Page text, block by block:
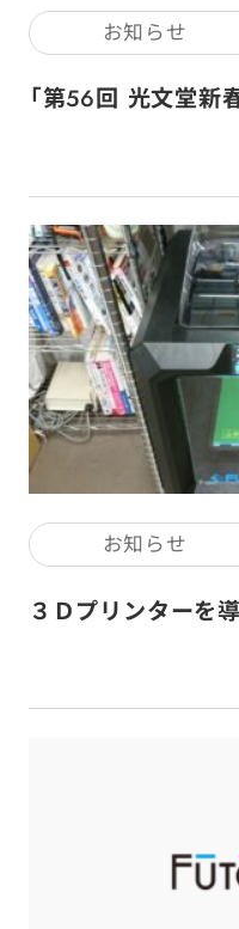
お知らせ
「第56回 光文堂新
お知らせ
３Ｄプリンターを